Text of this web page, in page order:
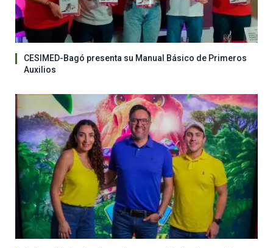
CESIMED-Bagó presenta su Manual Básico de Primeros
Auxilios